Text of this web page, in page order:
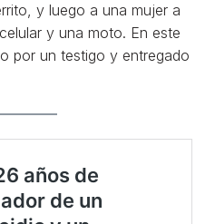
y luego a una mujer a
y una moto. En este
por un testigo y entregado